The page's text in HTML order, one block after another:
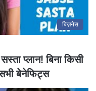
बिज़नेस
प्लान! बिना किसी
बेनेफिट्स